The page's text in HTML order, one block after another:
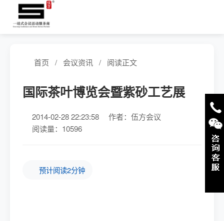
首页 / 会议资讯 / 阅读正文
国际茶叶博览会暨紫砂工艺展
2014-02-28 22:23:58
作者：伍方会议
阅读量：10596
预计阅读2分钟